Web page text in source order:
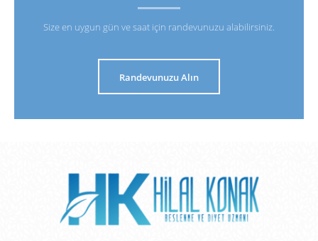
Size en uygun gün ve saat için randevunuzu alabilirsiniz.
Randevunuzu Alın